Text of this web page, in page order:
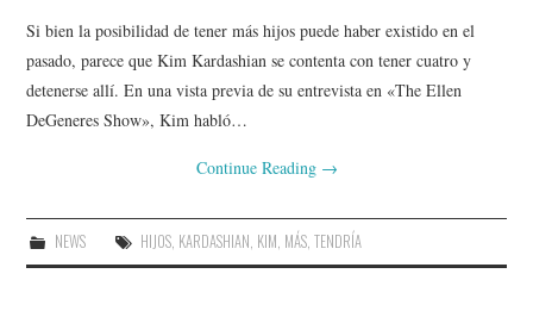
Si bien la posibilidad de tener más hijos puede haber existido en el
pasado, parece que Kim Kardashian se contenta con tener cuatro y
detenerse allí. En una vista previa de su entrevista en «The Ellen
DeGeneres Show», Kim habló…
Continue Reading →
NEWS HIJOS, KARDASHIAN, KIM, MÁS, TENDRÍA